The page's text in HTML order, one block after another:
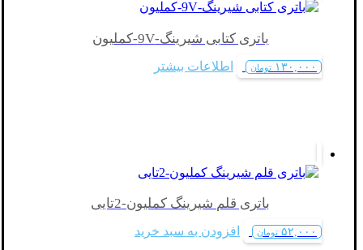
باتری کتابی شیرینگ-9V-کملیون
۱۳۰,۰۰۰ تومان اطلاعات بیشتر
باتری قلم شیرینگ کملیون-2تایی
۵۲,۰۰۰ تومان افزودن به سبد خرید